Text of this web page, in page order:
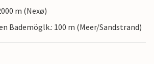
m (Nexø)
Bademöglk.: 100 m (Meer/Sandstrand)